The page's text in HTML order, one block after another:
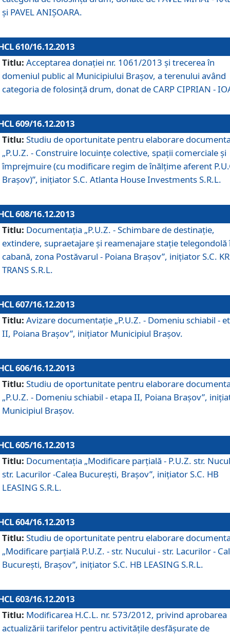
şi PAVEL ANIŞOARA.
610/16.12.2013
Titlu: Acceptarea donaţiei nr. 1061/2013 şi trecerea în
domeniul public al Municipiului Braşov, a terenului având
categoria de folosinţă drum, donat de CARP CIPRIAN -
609/16.12.2013
Titlu: Studiu de oportunitate pentru elaborare
„P.U.Z. - Construire locuinţe colective, spaţii comerciale şi
împrejmuire (cu modificare regim de înălţime aferent
Braşov)”, iniţiator S.C. Atlanta House Investments S.R.L.
608/16.12.2013
Titlu: Documentaţia „P.U.Z. - Schimbare de destinaţie,
extindere, supraetajare şi reamenajare staţie telegondolă
cabană, zona Postăvarul - Poiana Braşov”, iniţiator S.C.
TRANS S.R.L.
607/16.12.2013
Titlu: Avizare documentaţie „P.U.Z. - Domeniu schiabil -
II, Poiana Braşov”, iniţiator Municipiul Braşov.
606/16.12.2013
Titlu: Studiu de oportunitate pentru elaborare
„P.U.Z. - Domeniu schiabil - etapa II, Poiana Braşov”,
Municipiul Braşov.
605/16.12.2013
Titlu: Documentaţia „Modificare parţială - P.U.Z. str.
str. Lacurilor -Calea Bucureşti, Braşov”, iniţiator S.C. HB
LEASING S.R.L.
604/16.12.2013
Titlu: Studiu de oportunitate pentru elaborare
„Modificare parţială P.U.Z. - str. Nucului - str. Lacurilor -
Bucureşti, Braşov”, iniţiator S.C. HB LEASING S.R.L.
603/16.12.2013
Titlu: Modificarea H.C.L. nr. 573/2012, privind aprobarea
actualizării tarifelor pentru activităţile desfăşurate de